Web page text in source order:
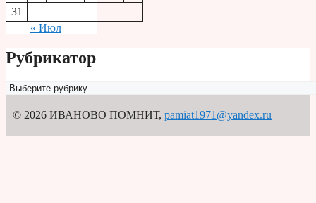
31
« Июл
Рубрикатор
Рубрикатор
© 2026 ИВАНОВО ПОМНИТ, pamiat1971@yandex.ru